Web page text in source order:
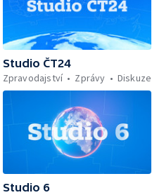
Studio ČT24
Zpravodajství
Zprávy Diskuze
Studio 6